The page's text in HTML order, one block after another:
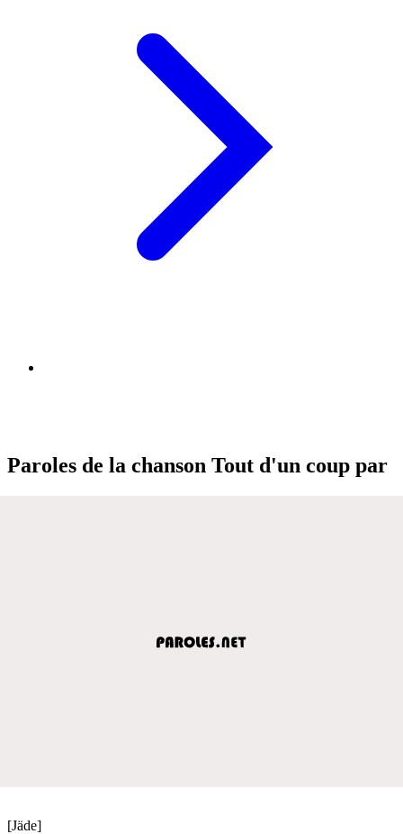
Paroles de la chanson Tout d'un coup par
[Jäde]